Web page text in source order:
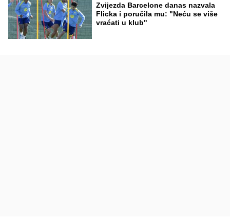
Zvijezda Barcelone danas nazvala
Flicka i poručila mu: "Neću se više
vraćati u klub"